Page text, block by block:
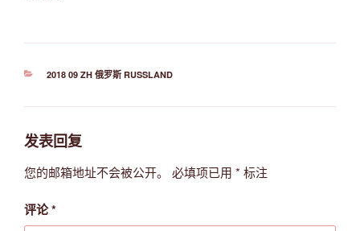
分
2018 09 ZH 俄罗斯 RUSSLAND
发表回复
您的邮箱地址不会被公开。 必填项已用 * 标注
评论*